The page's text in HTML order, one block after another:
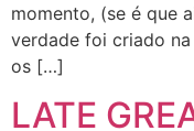
momento, (se é que
verdade foi criado
os […]
LATE